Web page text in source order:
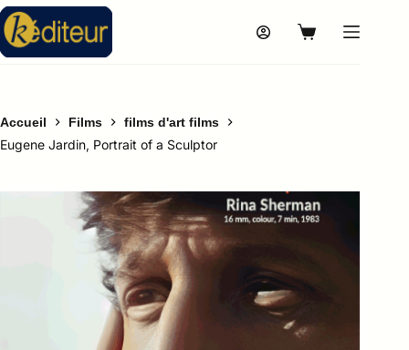
Accueil Films films d'art films
Eugene Jardin, Portrait of a Sculptor